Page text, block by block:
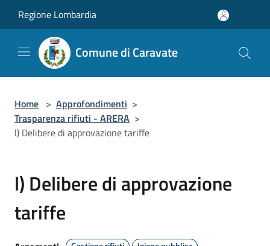
Regione Lombardia
Comune di Caravate
Home > Approfondimenti >
Trasparenza rifiuti - ARERA >
l) Delibere di approvazione tariffe
l) Delibere di approvazione
tariffe